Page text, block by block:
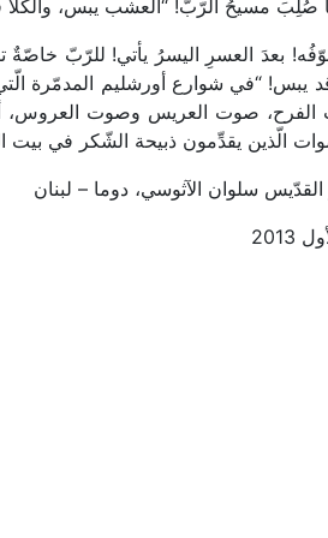
صُلِبَ مسيحُ الرّبّ! “العشب يبس، والكلأ فني
بعدَ العسرِ اليسرُ يأتي! للرّبّ خاصّةٌ
يبس! “في شوارع أورشليم المدمّرة
صوت العريس وصوت العروس،
الّذين يقدِّمون ذبيحة الشّكر في بيت
سلوان الآثوسي، دوما – لبنان